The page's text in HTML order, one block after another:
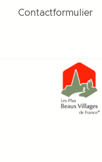
Contactformulier